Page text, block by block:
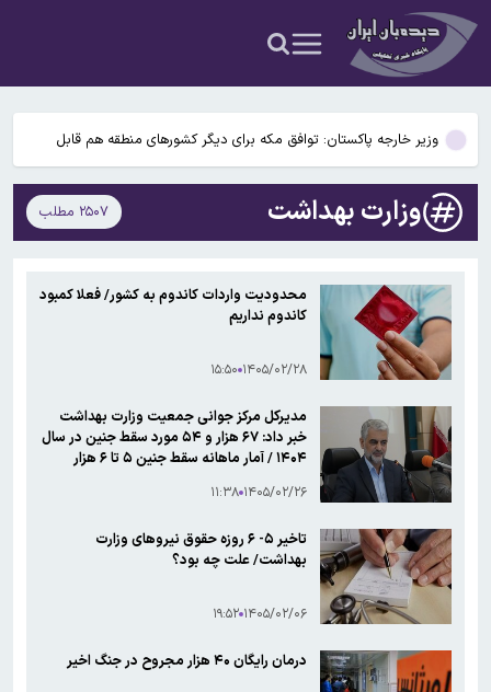
می‌شود
آملی‌ لاریجانی: ایران به هیچ قیمتی از تنگه هرمز عقب‌نشینی نخواهد کرد
اعطای زمین ۲۰۰ متری به خانواده‌های دارای ۳ فرزند و بیشتر/ ۱۴ میلیون
مجرد در کشور داریم
وزیر خارجه پاکستان: توافق مکه برای دیگر کشورهای منطقه هم قابل
استفاده است
رکوردشکنی قیمت طلا و ارز؛ سکه طرح جدید به ۱۸۶ میلیون تومان رسید
تصاویر حضور آیت الله مجتبی خامنه‌ای در جلسات با فرماندهان منتشر
آملی‌ لاریجانی: ایران به هیچ قیمتی از تنگه هرمز عقب‌نشینی نخواهد کرد
مجرد در کشور داریم
وزارت بهداشت ۲۵۰۷ مطلب
محدودیت واردات کاندوم به کشور/ فعلا کمبود
کاندوم نداریم
۱۴۰۵/۰۲/۲۸ ۱۵:۵۰
مدیرکل مرکز جوانی جمعیت وزارت بهداشت
خبر داد: ۶۷ هزار و ۵۴ مورد سقط جنین در سال
۱۴۰۴ / آمار ماهانه سقط جنین ۵ تا ۶ هزار
سال ۱۴۰۴/ ۳۰ درصد سقط‌ها در مراکز سرپایی
۱۴۰۵/۰۲/۲۶ ۱۱:۳۸
تاخیر ۵- ۶ روزه حقوق نیروهای وزارت
بهداشت/ علت چه بود؟
۱۴۰۵/۰۲/۰۶ ۱۹:۵۲
درمان رایگان ۴۰ هزار مجروح در جنگ اخیر